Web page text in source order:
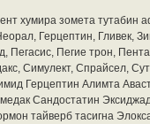
хумира зомета
Герцептин, Гливек,
Пегасис, Пегие трон,
Симулект, Спрайсел,
Герцептин Алимта
Сандостатин
тайверб тасигна